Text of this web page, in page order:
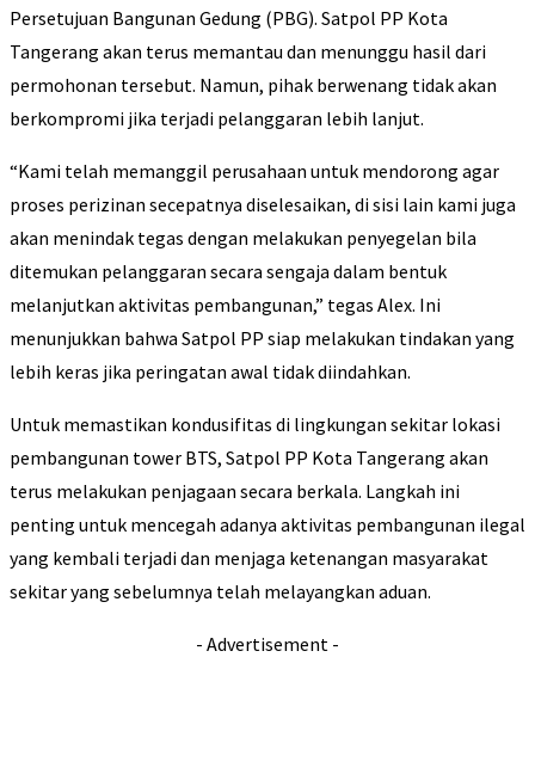
Persetujuan Bangunan Gedung (PBG). Satpol PP Kota
Tangerang akan terus memantau dan menunggu hasil dari
permohonan tersebut. Namun, pihak berwenang tidak akan
berkompromi jika terjadi pelanggaran lebih lanjut.
“Kami telah memanggil perusahaan untuk mendorong agar
proses perizinan secepatnya diselesaikan, di sisi lain kami juga
akan menindak tegas dengan melakukan penyegelan bila
ditemukan pelanggaran secara sengaja dalam bentuk
melanjutkan aktivitas pembangunan,” tegas Alex. Ini
menunjukkan bahwa Satpol PP siap melakukan tindakan yang
lebih keras jika peringatan awal tidak diindahkan.
Untuk memastikan kondusifitas di lingkungan sekitar lokasi
pembangunan tower BTS, Satpol PP Kota Tangerang akan
terus melakukan penjagaan secara berkala. Langkah ini
penting untuk mencegah adanya aktivitas pembangunan ilegal
yang kembali terjadi dan menjaga ketenangan masyarakat
sekitar yang sebelumnya telah melayangkan aduan.
- Advertisement -